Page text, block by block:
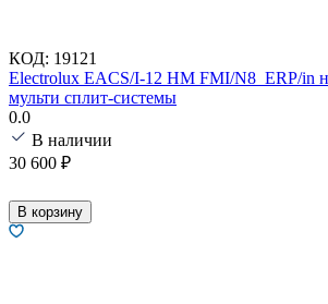
КОД: 19121
Electrolux EACS/I-12 HM FMI/N8_ERP/in
мульти сплит-системы
0.0
В наличии
30 600 ₽
В корзину